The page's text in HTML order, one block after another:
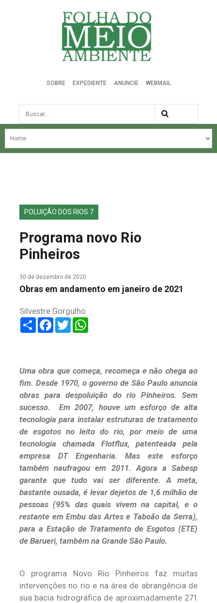
Folha do Meio Ambiente
SOBRE EXPEDIENTE ANUNCIE WEBMAIL
Busca
NOSSA HISTÓRIA
EDIÇÕES ANTERIORES
FALE CONOSCO
POLUIÇÃO DOS RIOS 7
Programa novo Rio
Pinheiros
30 de dezembro de 2020
Obras em andamento em janeiro de 2021
Silvestre Gorgulho
ShareFacebook
Twitter
Uma obra que começa, recomeça e não chega ao
fim. Desde 1970, o governo de São Paulo anuncia
obras para despoluição do rio Pinheiros. Sem
sucesso. Em 2007, houve um esforço de alta
tecnologia para instalar estruturas de tratamento
de esgotos no leito do rio, por meio de uma
tecnologia chamada Flotflux, patenteada pela
empresa DT Engenharia. Mas este esforço
também naufragou em 2011. Agora a Sabesp
garante que tudo vai ser diferente. A meta,
bastante ousada, é levar dejetos de 1,6 milhão de
pessoas (95% das quais vivem na capital, e o
restante em Embu das Artes e Taboão da Serra),
para a Estação de Tratamento de Esgotos (ETE)
de Barueri, também na Grande São Paulo.
O programa Novo Rio Pinheiros faz muitas
intervenções no rio e na área de abrangência de
sua bacia hidrográfica de aproximadamente 271